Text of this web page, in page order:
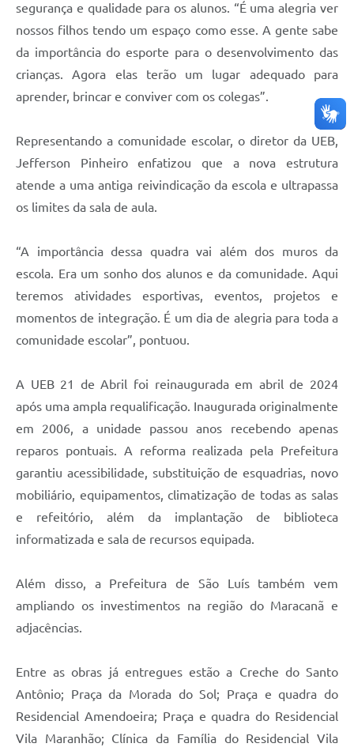
segurança e qualidade para os alunos. “É uma alegria ver
nossos filhos tendo um espaço como esse. A gente sabe
da importância do esporte para o desenvolvimento das
crianças. Agora elas terão um lugar adequado para
aprender, brincar e conviver com os colegas”.
Representando a comunidade escolar, o diretor da UEB,
Jefferson Pinheiro enfatizou que a nova estrutura
atende a uma antiga reivindicação da escola e ultrapassa
os limites da sala de aula.
“A importância dessa quadra vai além dos muros da
escola. Era um sonho dos alunos e da comunidade. Aqui
teremos atividades esportivas, eventos, projetos e
momentos de integração. É um dia de alegria para toda a
comunidade escolar”, pontuou.
A UEB 21 de Abril foi reinaugurada em abril de 2024
após uma ampla requalificação. Inaugurada originalmente
em 2006, a unidade passou anos recebendo apenas
reparos pontuais. A reforma realizada pela Prefeitura
garantiu acessibilidade, substituição de esquadrias, novo
mobiliário, equipamentos, climatização de todas as salas
e refeitório, além da implantação de biblioteca
informatizada e sala de recursos equipada.
Além disso, a Prefeitura de São Luís também vem
ampliando os investimentos na região do Maracanã e
adjacências.
Entre as obras já entregues estão a Creche do Santo
Antônio; Praça da Morada do Sol; Praça e quadra do
Residencial Amendoeira; Praça e quadra do Residencial
Vila Maranhão; Clínica da Família do Residencial Vila